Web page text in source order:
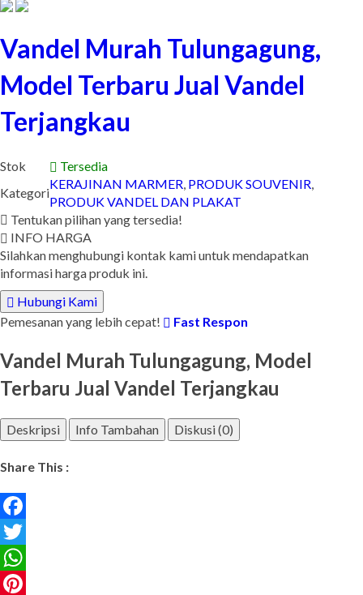
Vandel Murah Tulungagung,
Model Terbaru Jual Vandel
Terjangkau
Stok
Tersedia
Kategori
KERAJINAN MARMER, PRODUK SOUVENIR,
PRODUK VANDEL DAN PLAKAT
Tentukan pilihan yang tersedia!
INFO HARGA
Silahkan menghubungi kontak kami untuk mendapatkan
informasi harga produk ini.
Hubungi Kami
Pemesanan yang lebih cepat!
Fast Respon
Vandel Murah Tulungagung, Model
Terbaru Jual Vandel Terjangkau
Deskripsi Info Tambahan Diskusi (0)
Share This :
Facebook
Twitter
WhatsApp